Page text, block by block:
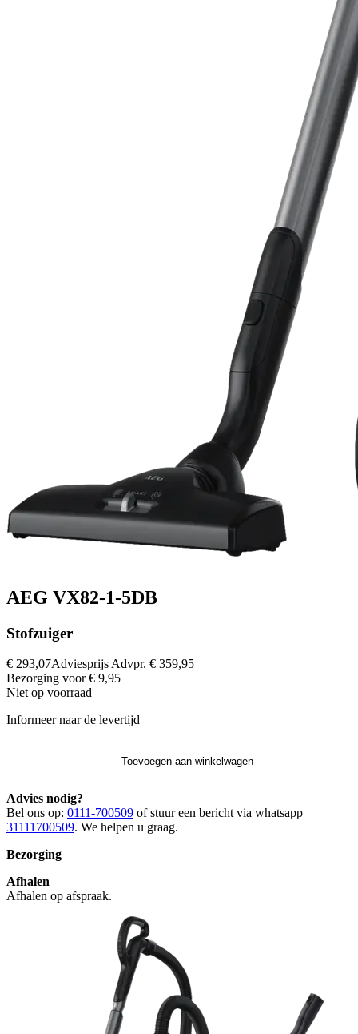
AEG VX82-1-5DB
Stofzuiger
€ 293,07Adviesprijs Advpr. € 359,95
Bezorging voor € 9,95
Niet op voorraad
Informeer naar de levertijd
Toevoegen aan winkelwagen
Advies nodig?
Bel ons op: 0111-700509 of stuur een bericht via whatsapp
31111700509. We helpen u graag.
Bezorging
Afhalen
Afhalen op afspraak.